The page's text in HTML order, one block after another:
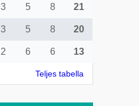
3 5 8 21
3 5 8 20
2 6 6 13
Teljes tabella